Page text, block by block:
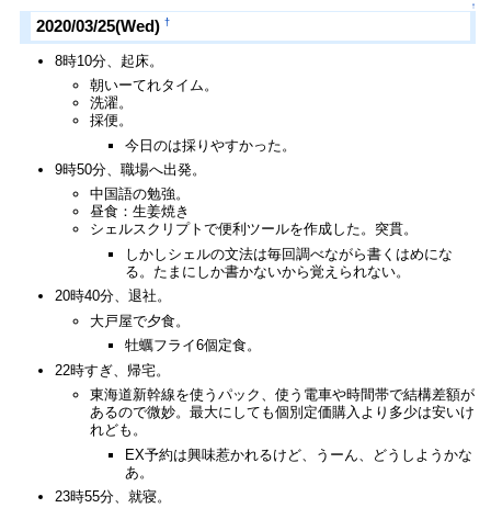
↑
2020/03/25(Wed) †
8時10分、起床。
朝いーてれタイム。
洗濯。
採便。
今日のは採りやすかった。
9時50分、職場へ出発。
中国語の勉強。
昼食：生姜焼き
シェルスクリプトで便利ツールを作成した。突貫。
しかしシェルの文法は毎回調べながら書くはめにな
る。たまにしか書かないから覚えられない。
20時40分、退社。
大戸屋で夕食。
牡蠣フライ6個定食。
22時すぎ、帰宅。
東海道新幹線を使うパック、使う電車や時間帯で結構差額が
あるので微妙。最大にしても個別定価購入より多少は安いけ
れども。
EX予約は興味惹かれるけど、うーん、どうしようかな
あ。
23時55分、就寝。